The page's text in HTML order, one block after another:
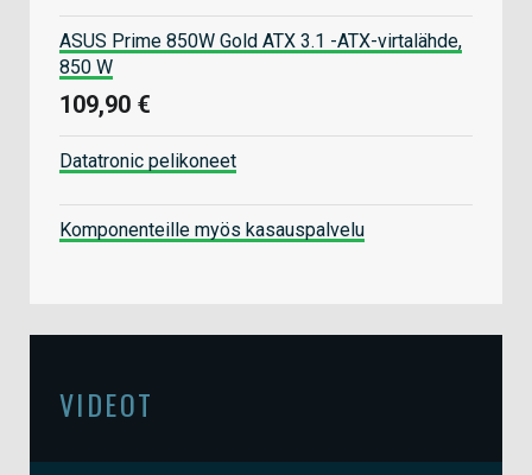
ASUS Prime 850W Gold ATX 3.1 -ATX-virtalähde,
850 W
109,90 €
Datatronic pelikoneet
Komponenteille myös kasauspalvelu
VIDEOT